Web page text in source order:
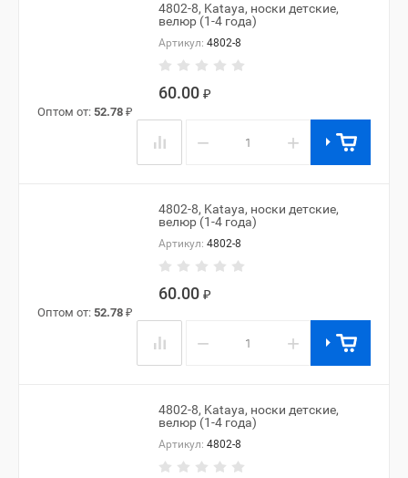
4802-8, Kataya, носки детские,
велюр (1-4 года)
Артикул: 4802-8
60.00 ₽
Оптом от: 52.78 ₽
− +
4802-8, Kataya, носки детские,
велюр (1-4 года)
Артикул: 4802-8
60.00 ₽
Оптом от: 52.78 ₽
− +
4802-8, Kataya, носки детские,
велюр (1-4 года)
Артикул: 4802-8